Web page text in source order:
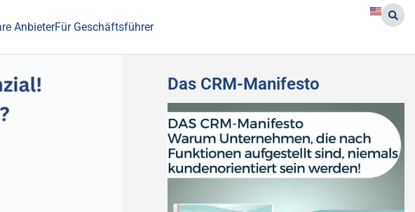
AnbieterFür Geschäftsführer
Das CRM-Manifesto